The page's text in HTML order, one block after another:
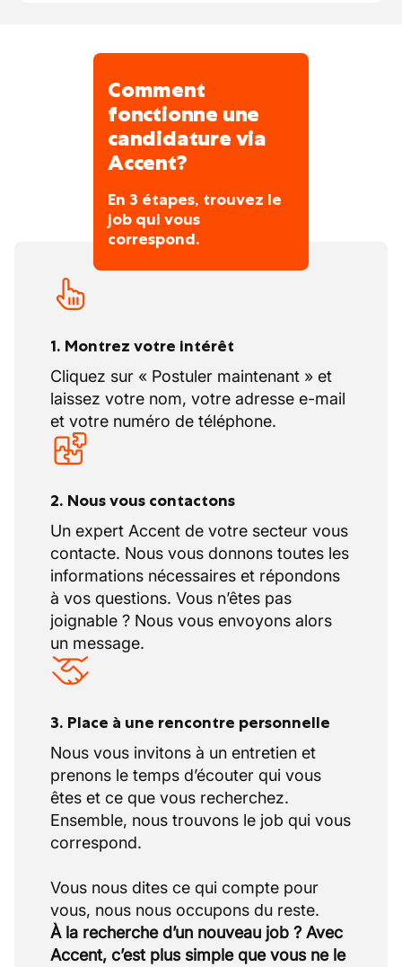
Vous contribuez à des projets uniques, où
Comment
fonctionne une
candidature via
Accent?
En 3 étapes, trouvez le
job qui vous
correspond.
1. Montrez votre intérêt
Cliquez sur « Postuler maintenant » et
laissez votre nom, votre adresse e-mail
et votre numéro de téléphone.
2. Nous vous contactons
Un expert Accent de votre secteur vous
contacte. Nous vous donnons toutes les
informations nécessaires et répondons
à vos questions. Vous n’êtes pas
joignable ? Nous vous envoyons alors
un message.
3. Place à une rencontre personnelle
Nous vous invitons à un entretien et
prenons le temps d’écouter qui vous
êtes et ce que vous recherchez.
Ensemble, nous trouvons le job qui vous
correspond.
Vous nous dites ce qui compte pour
À la recherche d’un nouveau job ? Avec
Accent, c’est plus simple que vous ne le